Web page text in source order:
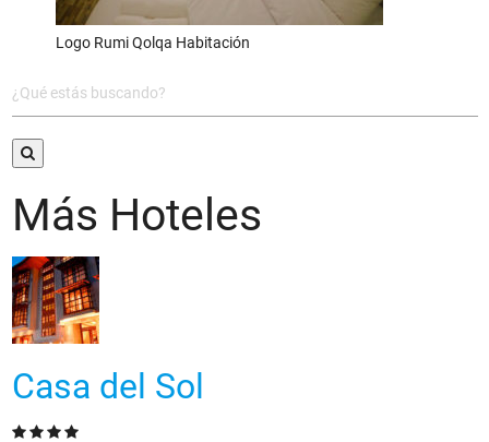
Logo Rumi Qolqa Habitación
Más Hoteles
Casa del Sol